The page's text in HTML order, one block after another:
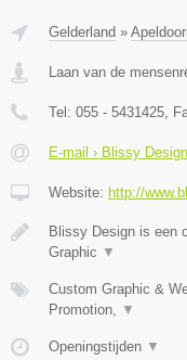
Gelderland »
Laan van de
Tel: 055 - 5431425 ,
E-mail › Blissy Design
Website: http://
Blissy Design is een
Graphic ▼
Custom Graphic &
Promotion,
▼
Openingstijden ▼